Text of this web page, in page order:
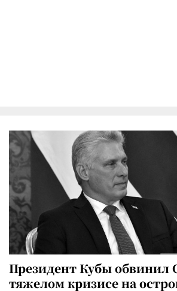
Президент Кубы обвинил
тяжелом кризисе на